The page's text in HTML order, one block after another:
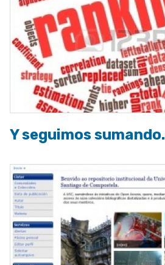
Y seguimos